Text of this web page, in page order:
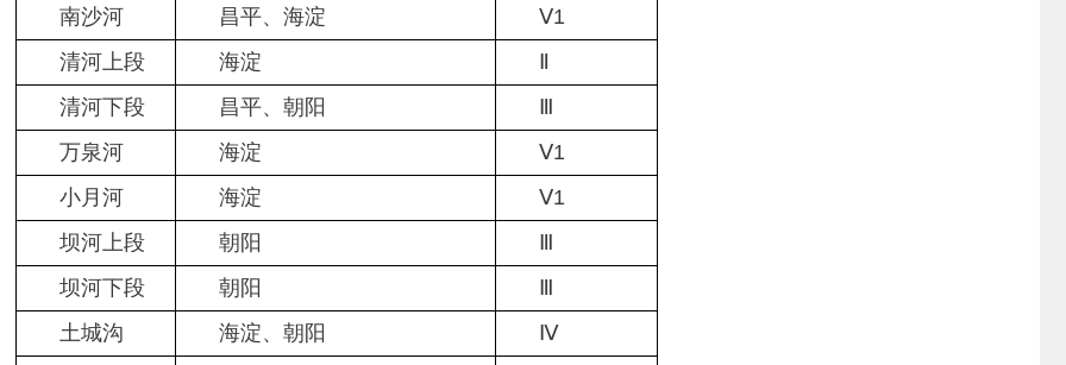
南沙河
昌平、海淀
Ⅴ1
清河上段
海淀
清河下段
昌平、朝阳
万泉河
海淀
Ⅴ1
小月河
海淀
Ⅴ1
坝河上段
朝阳
坝河下段
朝阳
土城沟
海淀、朝阳
Ⅳ